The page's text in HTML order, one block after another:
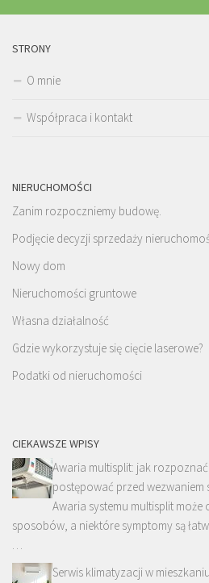
STRONY
O mnie
Współpraca i kontakt
NIERUCHOMOŚCI
Zanim rozpoczniemy budowę.
Podjęcie decyzji sprzedaży
Nowy dom
Nieruchomości gruntowe
Własna działalność
Gdzie wykorzystuje się cięcie laserowe?
Podatki od nieruchomości
CIEKAWSZE WPISY
Awaria multisplit: jak
postępować przed wezwaniem
Awaria systemu multisplit może
sposobów, a niektóre symptomy są
…
Serwis klimatyzacji w